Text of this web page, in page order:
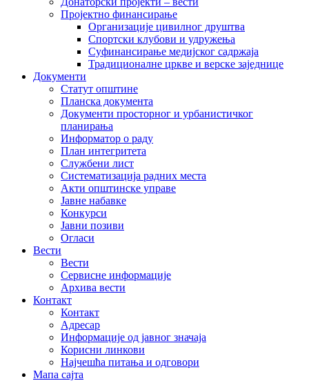
Пројектно финансирање
Организације цивилног друштва
Спортски клубови и удружења
Суфинансирање медијског садржаја
Традиционалне цркве и верске заједнице
Документи
Статут општине
Планска документа
Документи просторног и урбанистичког
планирања
Информатор о раду
План интегритета
Службени лист
Систематизација радних места
Акти општинске управе
Јавне набавке
Конкурси
Јавни позиви
Огласи
Вести
Вести
Сервисне информације
Архива вести
Контакт
Контакт
Адресар
Информације од јавног значаја
Корисни линкови
Најчешћа питања и одговори
Мапа сајта